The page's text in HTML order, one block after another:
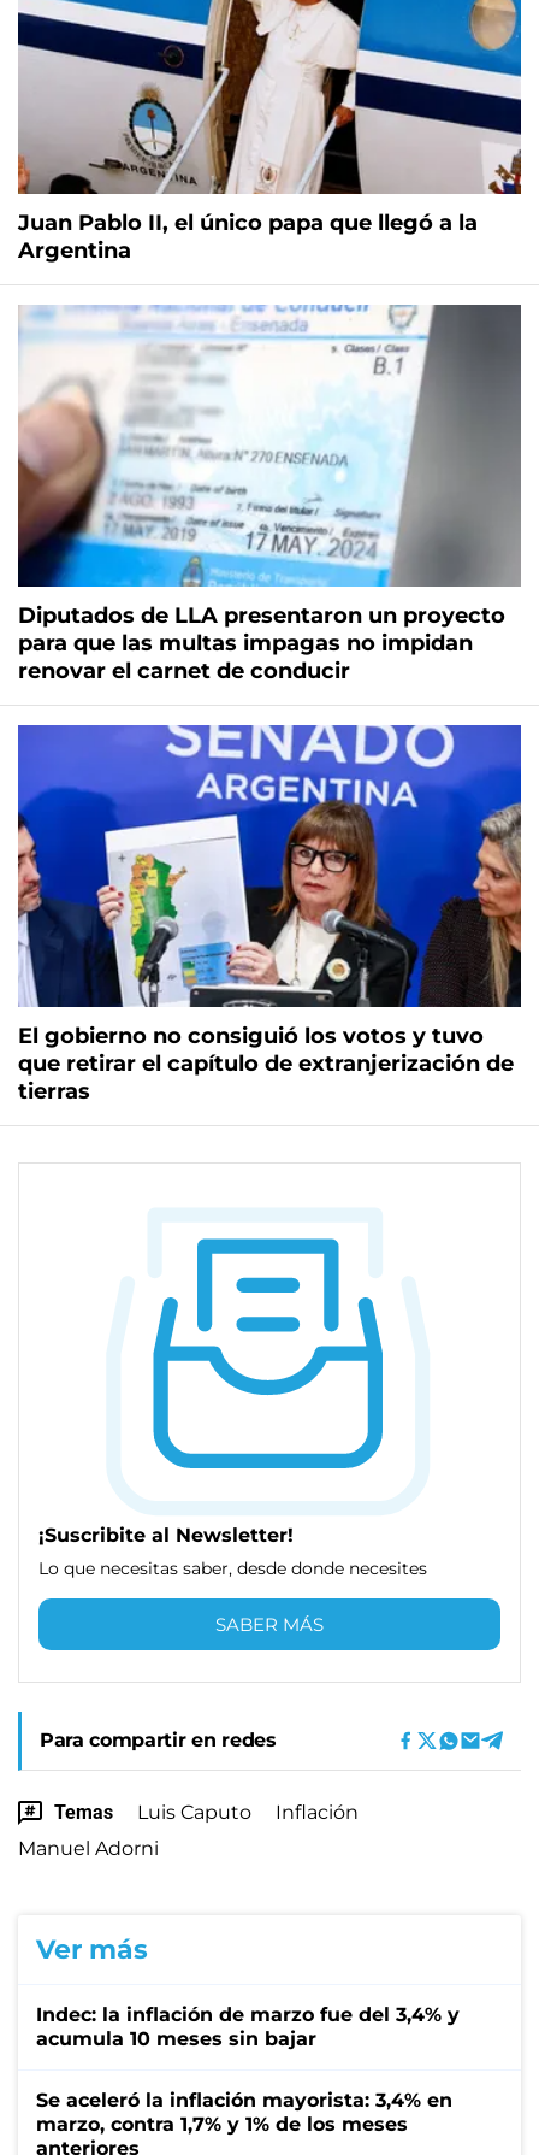
Juan Pablo II, el único papa que llegó a la
Argentina
Diputados de LLA presentaron un proyecto
para que las multas impagas no impidan
renovar el carnet de conducir
El gobierno no consiguió los votos y tuvo
que retirar el capítulo de extranjerización de
tierras
¡Suscribite al Newsletter!
Lo que necesitas saber, desde donde necesites
SABER MÁS
Para compartir en redes
Temas Luis Caputo
Inflación
Manuel Adorni
Ver más
Indec: la inflación de marzo fue del 3,4% y
acumula 10 meses sin bajar
Se aceleró la inflación mayorista: 3,4% en
marzo, contra 1,7% y 1% de los meses
anteriores